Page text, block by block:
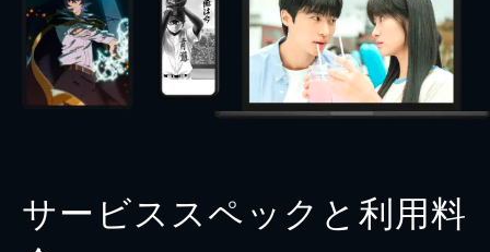
サービススペックと利用料